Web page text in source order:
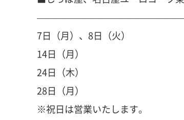
7日（月）、8日（火）
14日（月）
24日（木）
28日（月）
※祝日は営業いたします。